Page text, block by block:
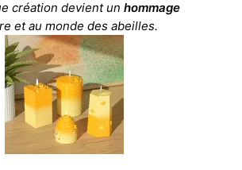
création devient un hommage
et au monde des abeilles.